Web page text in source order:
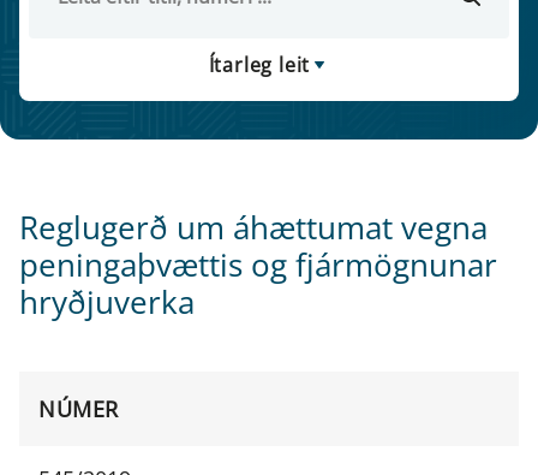
Ítarleg leit
Reglugerð um áhættumat vegna
peningaþvættis og fjármögnunar
hryðjuverka
NÚMER